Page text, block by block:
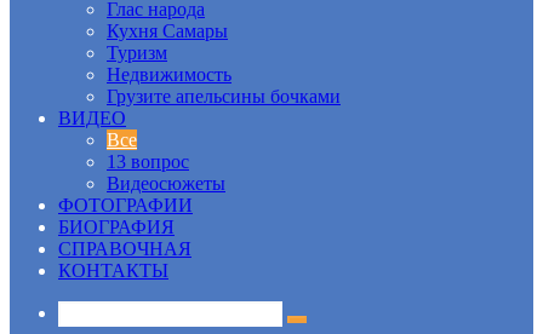
Глас народа
Кухня Самары
Туризм
Недвижимость
Грузите апельсины бочками
ВИДЕО
Все
13 вопрос
Видеосюжеты
ФОТОГРАФИИ
БИОГРАФИЯ
СПРАВОЧНАЯ
КОНТАКТЫ